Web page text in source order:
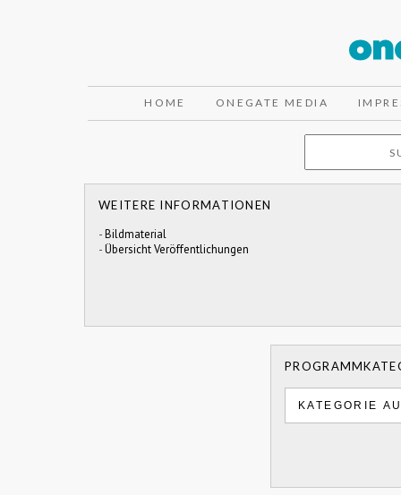
HOME ONEGATE MEDIA
WEITERE INFORMATIONEN
-Bildmaterial
-Übersicht Veröffentlichungen